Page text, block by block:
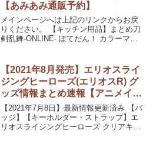
【あみあみ通販予約】
メインページへは上記のリンクからお戻
りください。 【キッチン用品】まとめ刀
剣乱舞-ONLINE- ぽてだん！ カラーマグ
ONLINE- ウォールマ...
【2021年8月発売】エリオスライ
ジングヒーローズ(エリオスR) グ
ッズ情報まとめ速報【アニメイト
通販予約】
【2021年7月8日】最新情報更新済み 【バ
ッジ】【キーホルダー・ストラップ】エ
リオスライジングヒーローズ クリアキー